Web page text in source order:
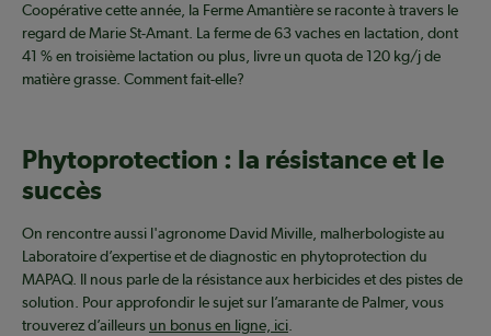
Coopérative cette année, la Ferme Amantière se raconte à travers le
regard de Marie St-Amant. La ferme de 63 vaches en lactation, dont
41 % en troisième lactation ou plus, livre un quota de 120 kg/j de
matière grasse. Comment fait-elle?
Phytoprotection : la résistance et le
succès
On rencontre aussi l'agronome David Miville, malherbologiste au
Laboratoire d’expertise et de diagnostic en phytoprotection du
MAPAQ. Il nous parle de la résistance aux herbicides et des pistes de
solution. Pour approfondir le sujet sur l’amarante de Palmer, vous
trouverez d’ailleurs un bonus en ligne, ici.